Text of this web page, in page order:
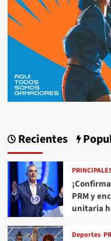
Recientes
PRM y
unitaria
Deportes